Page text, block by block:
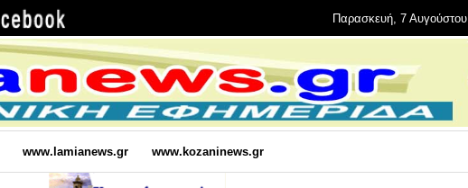
Παρασκευή, 7
www.lamianews.gr www.kozaninews.gr